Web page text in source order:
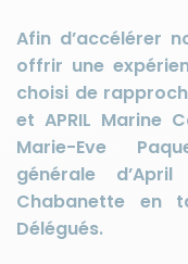
Afin d’accélérer
offrir une
choisi de
et APRIL Marine
Marie-Eve
générale
Chabanette en
Délégués.